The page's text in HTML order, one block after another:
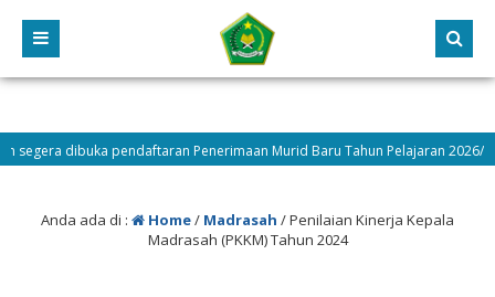
dibuka pendaftaran Penerimaan Murid Baru Tahun Pelajaran 2026/2027 cek
Anda ada di : Home/ Madrasah /Penilaian Kinerja Kepala
Madrasah (PKKM) Tahun 2024